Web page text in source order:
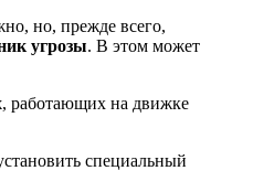
но, прежде всего,
угрозы. В этом может
, работающих на движке
специальный